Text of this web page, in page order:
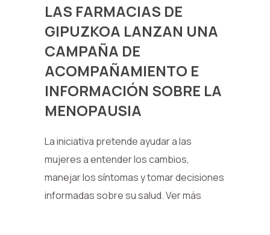
LAS FARMACIAS DE
GIPUZKOA LANZAN UNA
CAMPAÑA DE
ACOMPAÑAMIENTO E
INFORMACIÓN SOBRE LA
MENOPAUSIA
La iniciativa pretende ayudar a las
mujeres a entender los cambios,
manejar los síntomas y tomar decisiones
informadas sobre su salud. Ver más